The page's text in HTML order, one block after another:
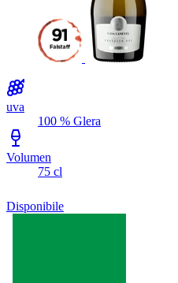
uva
100 % Glera
Volumen
75 cl
Disponibile